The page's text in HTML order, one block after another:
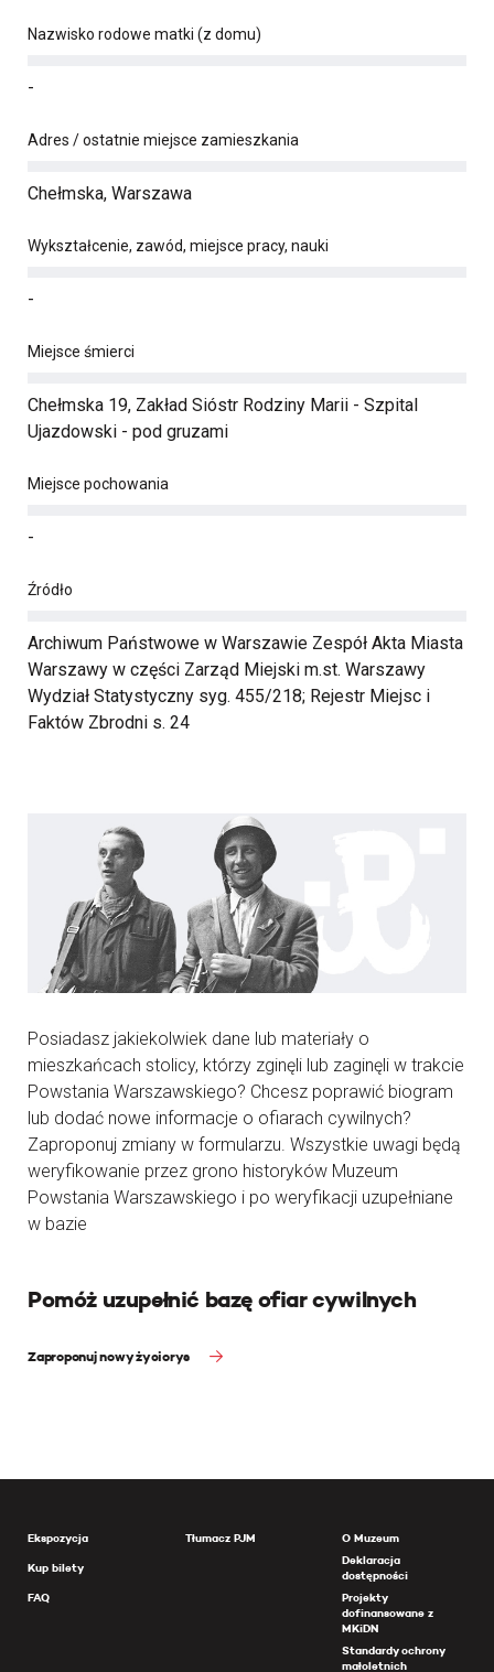
Nazwisko rodowe matki (z domu)
-
Adres / ostatnie miejsce zamieszkania
Chełmska, Warszawa
Wykształcenie, zawód, miejsce pracy, nauki
-
Miejsce śmierci
Chełmska 19, Zakład Sióstr Rodziny Marii - Szpital
Ujazdowski - pod gruzami
Miejsce pochowania
-
Źródło
Archiwum Państwowe w Warszawie Zespół Akta Miasta
Warszawy w części Zarząd Miejski m.st. Warszawy
Wydział Statystyczny syg. 455/218; Rejestr Miejsc i
Faktów Zbrodni s. 24
Posiadasz jakiekolwiek dane lub materiały o
mieszkańcach stolicy, którzy zginęli lub zaginęli w trakcie
Powstania Warszawskiego? Chcesz poprawić biogram
lub dodać nowe informacje o ofiarach cywilnych?
Zaproponuj zmiany w formularzu. Wszystkie uwagi będą
weryfikowanie przez grono historyków Muzeum
Powstania Warszawskiego i po weryfikacji uzupełniane
w bazie
Pomóż uzupełnić bazę ofiar cywilnych
Zaproponuj nowy życiorys
Ekspozycja
Kup bilety
FAQ
Tłumacz PJM
O Muzeum
Deklaracja
dostępności
Projekty
dofinansowane z
MKiDN
Standardy ochrony
małoletnich